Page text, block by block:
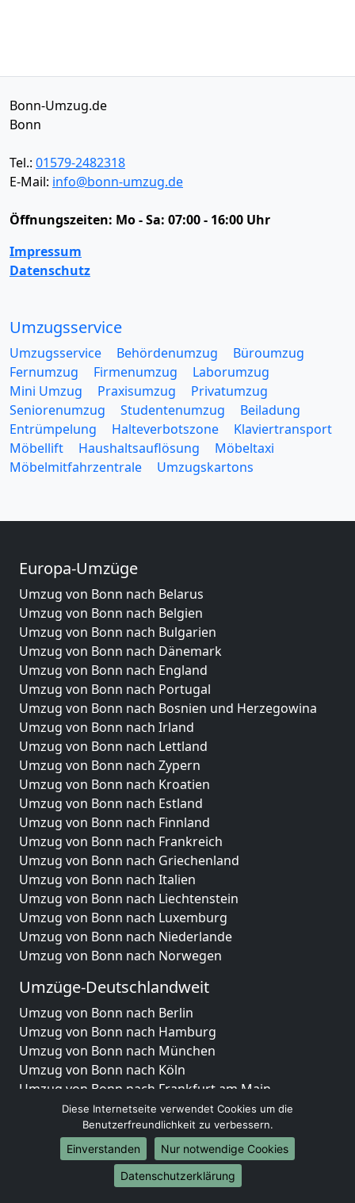
Bonn-Umzug.de
Bonn
Tel.: 01579-2482318
E-Mail: info@bonn-umzug.de
Öffnungszeiten: Mo - Sa: 07:00 - 16:00 Uhr
Impressum
Datenschutz
Umzugsservice
Umzugsservice Behördenumzug
Büroumzug
Fernumzug
Firmenumzug
Laborumzug
Mini Umzug
Praxisumzug
Privatumzug
Seniorenumzug
Studentenumzug
Beiladung
Entrümpelung
Halteverbotszone
Klaviertransport
Möbellift
Haushaltsauflösung
Möbeltaxi
Möbelmitfahrzentrale
Umzugskartons
Europa-Umzüge
Umzug von Bonn nach Belarus
Umzug von Bonn nach Belgien
Umzug von Bonn nach Bulgarien
Umzug von Bonn nach Dänemark
Umzug von Bonn nach England
Umzug von Bonn nach Portugal
Umzug von Bonn nach Bosnien und Herzegowina
Umzug von Bonn nach Irland
Umzug von Bonn nach Lettland
Umzug von Bonn nach Zypern
Umzug von Bonn nach Kroatien
Umzug von Bonn nach Estland
Umzug von Bonn nach Finnland
Umzug von Bonn nach Frankreich
Umzug von Bonn nach Griechenland
Umzug von Bonn nach Italien
Umzug von Bonn nach Liechtenstein
Umzug von Bonn nach Luxemburg
Umzug von Bonn nach Niederlande
Umzug von Bonn nach Norwegen
Umzüge-Deutschlandweit
Umzug von Bonn nach Berlin
Umzug von Bonn nach Hamburg
Umzug von Bonn nach München
Umzug von Bonn nach Köln
Umzug von Bonn nach Frankfurt am Main
Umzug von Bonn nach Stuttgart
Umzug von Bonn nach Düsseldorf
Umzug von Bonn nach Leipzig
Umzug von Bonn nach Dortmund
Umzug von Bonn nach Essen
Diese Internetseite verwendet Cookies um die
Benutzerfreundlichkeit zu verbessern.
Einverstanden
Nur notwendige Cookies
Datenschutzerklärung